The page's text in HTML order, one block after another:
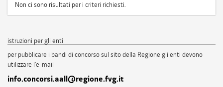
Non ci sono risultati per i criteri richiesti.
istruzioni per gli enti
per pubblicare i bandi di concorso sul sito della Regione gli enti devono
utilizzare l'e-mail
info.concorsi.aall@regione.fvg.it